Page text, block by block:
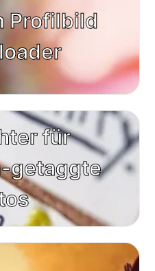
Profilbild
für
getaggte